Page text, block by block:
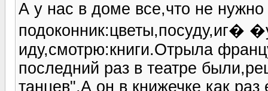
А у нас в доме все,что не
подоконник:цветы,посуду,иг�
иду,смотрю:книги.Отрыла
последний раз в театре
танцев".А он в книжечке как раз